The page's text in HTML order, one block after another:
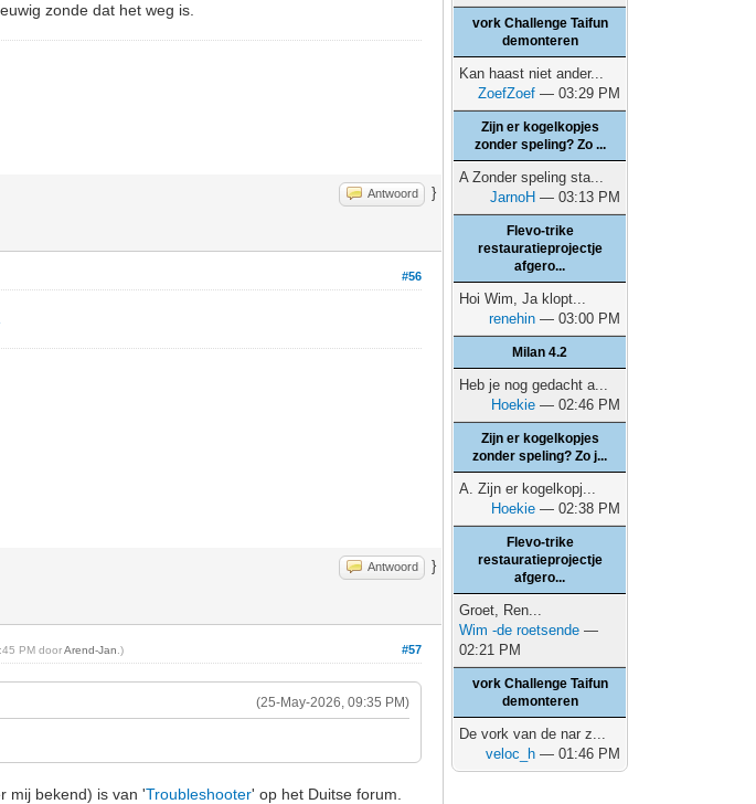
zonde dat het weg is.
Antwoord }
#56
Antwoord }
#57
PM doorArend-Jan .)
(25-May-2026, 09:35 PM)
mij bekend) is van 'Troubleshooter' op het Duitse forum.
vork Challenge Taifun
demonteren
Kan haast niet ander...
ZoefZoef — 03:29 PM
Zijn er kogelkopjes
zonder speling? Zo ...
A Zonder speling sta...
JarnoH — 03:13 PM
Flevo-trike
restauratieprojectje
afgero...
Hoi Wim, Ja klopt...
renehin — 03:00 PM
Milan 4.2
Heb je nog gedacht a...
Hoekie — 02:46 PM
Zijn er kogelkopjes
zonder speling? Zo j...
A. Zijn er kogelkopj...
Hoekie — 02:38 PM
Flevo-trike
restauratieprojectje
afgero...
Groet, Ren...
Wim -de roetsende —
02:21 PM
vork Challenge Taifun
demonteren
De vork van de nar z...
veloc_h — 01:46 PM